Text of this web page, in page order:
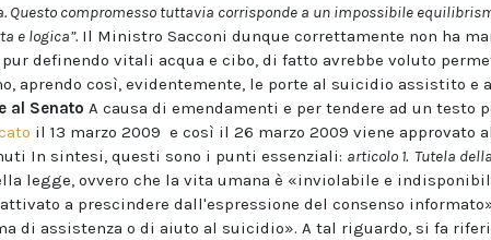
Questo compromesso tuttavia corrisponde a un impossibile
e logica”.Il Ministro Sacconi dunque correttamente non ha
pur definendo vitali acqua e cibo, di fatto avrebbe voluto
aprendo così, evidentemente, le porte al suicidio assistito e
al Senato A causa di emendamenti e per tendere ad un testo
il 13 marzo 2009 e così il 26 marzo 2009 viene approvato
In sintesi, questi sono i punti essenziali: articolo 1. Tutela
legge, ovvero che la vita umana è «inviolabile e
a prescindere dall'espressione del consenso
di assistenza o di aiuto al suicidio». A tal riguardo, si fa